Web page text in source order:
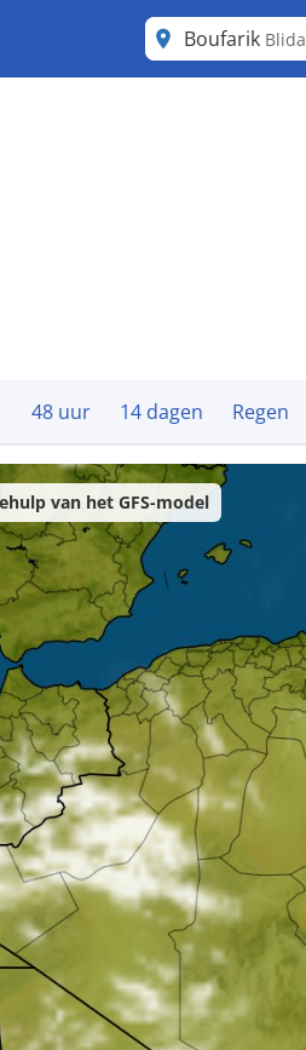
Boufarik Blida
48 uur 14 dagen Regen
van het GFS-model